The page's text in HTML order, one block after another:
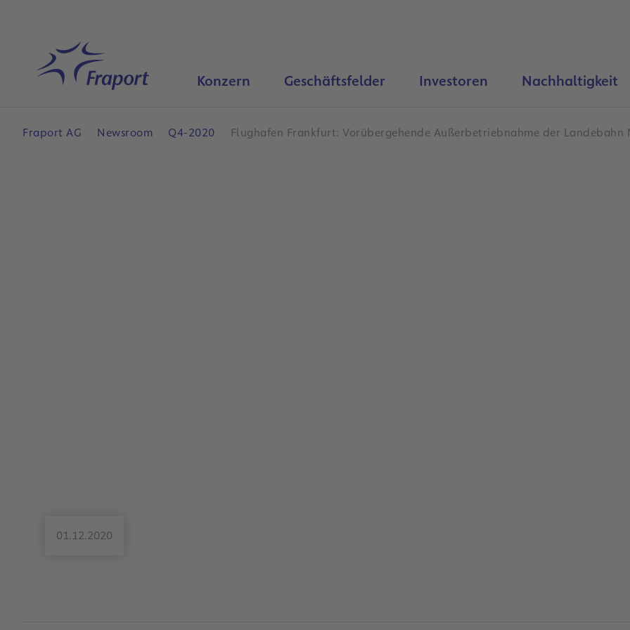
Startseite Konzern Geschäftsfelder Investoren Nachhaltigkeit
Fraport AG Newsroom Q4-2020 Flughafen Frankfurt: Vorübergehende Außerbetriebnahme der Landebahn
01.12.2020